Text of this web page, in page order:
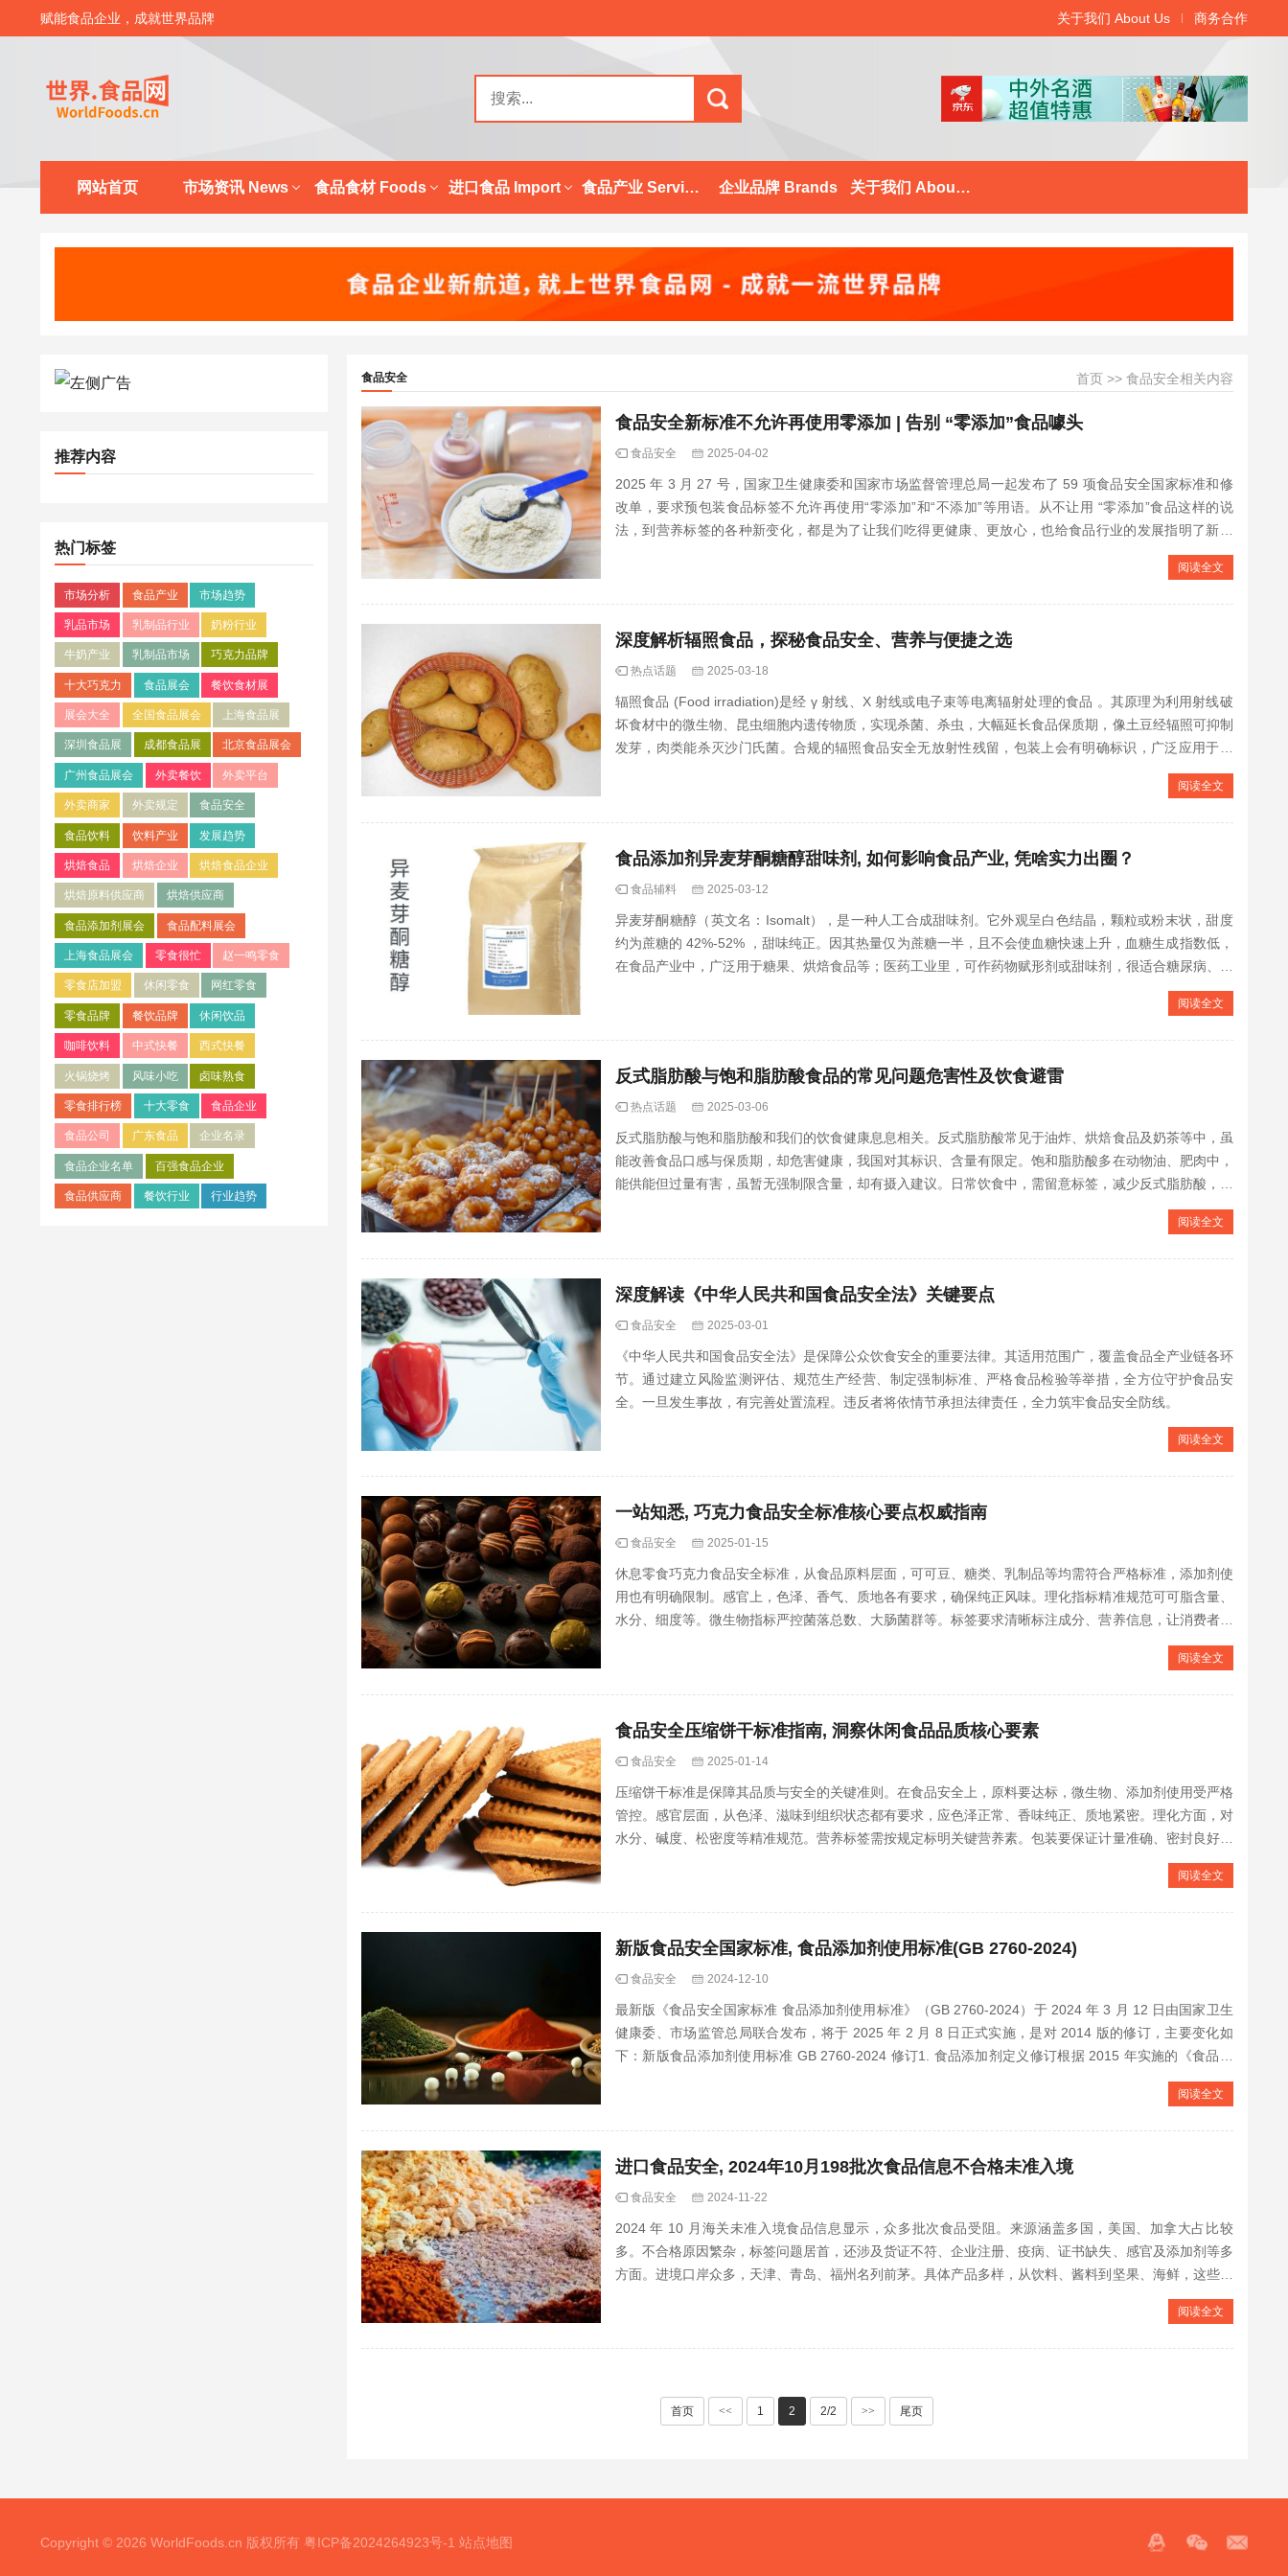
赋能食品企业，成就世界品牌 关于我们 About Us 商务合作
网站首页 市场资讯 News 食品食材 Foods 进口食品 Import 食品产业 Services 企业品牌 Brands 关于我们 About Us
推荐内容
热门标签
市场分析 食品产业 市场趋势
乳品市场 乳制品行业 奶粉行业
牛奶产业 乳制品市场 巧克力品牌
十大巧克力 食品展会 餐饮食材展
展会大全 全国食品展会 上海食品展
深圳食品展 成都食品展 北京食品展会
广州食品展会 外卖餐饮 外卖平台
外卖商家 外卖规定 食品安全
食品饮料 饮料产业 发展趋势
烘焙食品 烘焙企业 烘焙食品企业
烘焙原料供应商 烘焙供应商
食品添加剂展会 食品配料展会
上海食品展会 零食很忙 赵一鸣零食
零食店加盟 休闲零食 网红零食
零食品牌 餐饮品牌 休闲饮品
咖啡饮料 中式快餐 西式快餐
火锅烧烤 风味小吃 卤味熟食
零食排行榜 十大零食 食品企业
食品公司 广东食品 企业名录
食品企业名单 百强食品企业
食品供应商 餐饮行业 行业趋势
首页 >> 食品安全相关内容
食品安全
食品安全新标准不允许再使用零添加 | 告别 “零添加”食品噱头
食品安全 2025-04-02
2025 年 3 月 27 号，国家卫生健康委和国家市场监督管理总局一起发布了 59 项食品安全国家标准和修
改单，要求预包装食品标签不允许再使用“零添加”和“不添加”等用语。从不让用 “零添加”食品这样的说
法，到营养标签的各种新变化，都是为了让我们吃得更健康、更放心，也给食品行业的发展指明了新方
阅读全文
深度解析辐照食品，探秘食品安全、营养与便捷之选
热点话题 2025-03-18
辐照食品 (Food irradiation)是经 γ 射线、X 射线或电子束等电离辐射处理的食品 。其原理为利用射线破
坏食材中的微生物、昆虫细胞内遗传物质，实现杀菌、杀虫，大幅延长食品保质期，像土豆经辐照可抑制
发芽，肉类能杀灭沙门氏菌。合规的辐照食品安全无放射性残留，包装上会有明确标识，广泛应用于蔬
阅读全文
食品添加剂异麦芽酮糖醇甜味剂, 如何影响食品产业, 凭啥实力出圈？
食品辅料 2025-03-12
异麦芽酮糖醇（英文名：Isomalt），是一种人工合成甜味剂。它外观呈白色结晶，颗粒或粉末状，甜度
约为蔗糖的 42%-52% ，甜味纯正。因其热量仅为蔗糖一半，且不会使血糖快速上升，血糖生成指数低，
在食品产业中，广泛用于糖果、烘焙食品等；医药工业里，可作药物赋形剂或甜味剂，很适合糖尿病、肥
阅读全文
反式脂肪酸与饱和脂肪酸食品的常见问题危害性及饮食避雷
热点话题 2025-03-06
反式脂肪酸与饱和脂肪酸和我们的饮食健康息息相关。反式脂肪酸常见于油炸、烘焙食品及奶茶等中，虽
能改善食品口感与保质期，却危害健康，我国对其标识、含量有限定。饱和脂肪酸多在动物油、肥肉中，
能供能但过量有害，虽暂无强制限含量，却有摄入建议。日常饮食中，需留意标签，减少反式脂肪酸，合
阅读全文
深度解读《中华人民共和国食品安全法》关键要点
食品安全 2025-03-01
《中华人民共和国食品安全法》是保障公众饮食安全的重要法律。其适用范围广，覆盖食品全产业链各环
节。通过建立风险监测评估、规范生产经营、制定强制标准、严格食品检验等举措，全方位守护食品安
全。一旦发生事故，有完善处置流程。违反者将依情节承担法律责任，全力筑牢食品安全防线。
阅读全文
一站知悉, 巧克力食品安全标准核心要点权威指南
食品安全 2025-01-15
休息零食巧克力食品安全标准，从食品原料层面，可可豆、糖类、乳制品等均需符合严格标准，添加剂使
用也有明确限制。感官上，色泽、香气、质地各有要求，确保纯正风味。理化指标精准规范可可脂含量、
水分、细度等。微生物指标严控菌落总数、大肠菌群等。标签要求清晰标注成分、营养信息，让消费者安
阅读全文
食品安全压缩饼干标准指南, 洞察休闲食品品质核心要素
食品安全 2025-01-14
压缩饼干标准是保障其品质与安全的关键准则。在食品安全上，原料要达标，微生物、添加剂使用受严格
管控。感官层面，从色泽、滋味到组织状态都有要求，应色泽正常、香味纯正、质地紧密。理化方面，对
水分、碱度、松密度等精准规范。营养标签需按规定标明关键营养素。包装要保证计量准确、密封良好，
阅读全文
新版食品安全国家标准, 食品添加剂使用标准(GB 2760-2024)
食品安全 2024-12-10
最新版《食品安全国家标准 食品添加剂使用标准》（GB 2760-2024）于 2024 年 3 月 12 日由国家卫生
健康委、市场监管总局联合发布，将于 2025 年 2 月 8 日正式实施，是对 2014 版的修订，主要变化如
下：新版食品添加剂使用标准 GB 2760-2024 修订1. 食品添加剂定义修订根据 2015 年实施的《食品安
阅读全文
进口食品安全, 2024年10月198批次食品信息不合格未准入境
食品安全 2024-11-22
2024 年 10 月海关未准入境食品信息显示，众多批次食品受阻。来源涵盖多国，美国、加拿大占比较
多。不合格原因繁杂，标签问题居首，还涉及货证不符、企业注册、疫病、证书缺失、感官及添加剂等多
方面。进境口岸众多，天津、青岛、福州名列前茅。具体产品多样，从饮料、酱料到坚果、海鲜，这些信
阅读全文
首页 << 1 2 2/2 >> 尾页
Copyright © 2026 WorldFoods.cn 版权所有 粤ICP备2024264923号-1 站点地图